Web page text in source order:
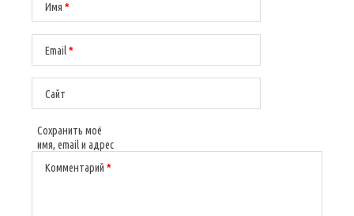
Имя *
Email*
Сайт
Сохранить моё
имя, email и адрес
браузере для
Комментарий *